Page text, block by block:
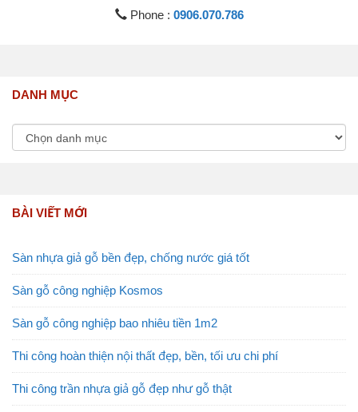
Phone : 0906.070.786
DANH MỤC
BÀI VIẾT MỚI
Sàn nhựa giả gỗ bền đẹp, chống nước giá tốt
Sàn gỗ công nghiệp Kosmos
Sàn gỗ công nghiệp bao nhiêu tiền 1m2
Thi công hoàn thiện nội thất đẹp, bền, tối ưu chi phí
Thi công trần nhựa giả gỗ đẹp như gỗ thật